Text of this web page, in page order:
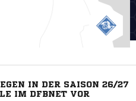
IN DER SAISON 26/27
IM DFBNET VOR